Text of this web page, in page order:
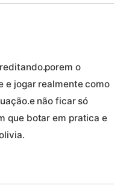
o
e jogar realmente como
não ficar só
que botar em pratica e